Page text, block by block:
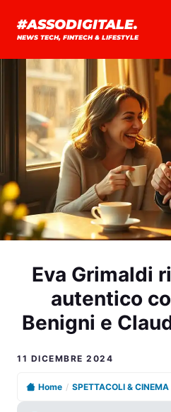
#ASSODIGITALE.
NEWS TECH, FINTECH & LIFESTYLE
Eva Grimaldi
autentico
Benigni e
11 DICEMBRE 2024
Home / SPETTACOLI & CINEMA